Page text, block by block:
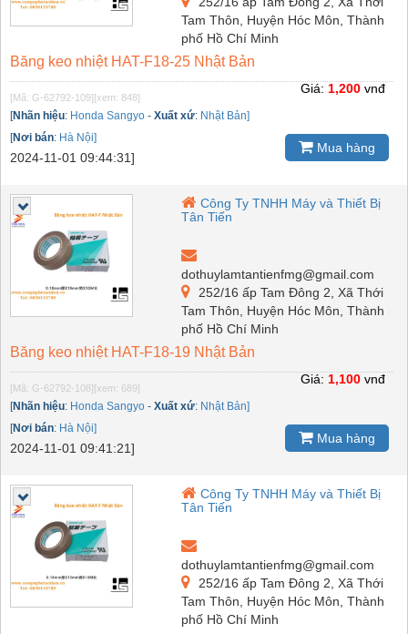
Tam Thôn, Huyện Hóc Môn, Thành
phố Hồ Chí Minh
Băng keo nhiệt HAT-F18-25 Nhật Bản
[Mã: G-62792-109] [xem: 848]
[Nhãn hiệu: Honda Sangyo - Xuất xứ: Nhật Bản]
[Nơi bán: Hà Nội]
2024-11-01 09:44:31]
Giá: 1,200 vnđ
Mua hàng
Công Ty TNHH Máy và Thiết Bị
Tân Tiến
dothuylamtantienfmg@gmail.com
252/16 ấp Tam Đông 2, Xã Thới
Tam Thôn, Huyện Hóc Môn, Thành
phố Hồ Chí Minh
Băng keo nhiệt HAT-F18-19 Nhật Bản
[Mã: G-62792-108] [xem: 689]
[Nhãn hiệu: Honda Sangyo - Xuất xứ: Nhật Bản]
[Nơi bán: Hà Nội]
2024-11-01 09:41:21]
Giá: 1,100 vnđ
Mua hàng
Công Ty TNHH Máy và Thiết Bị
Tân Tiến
dothuylamtantienfmg@gmail.com
252/16 ấp Tam Đông 2, Xã Thới
Tam Thôn, Huyện Hóc Môn, Thành
phố Hồ Chí Minh